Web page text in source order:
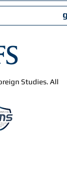
Studies. All